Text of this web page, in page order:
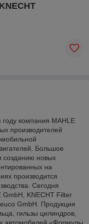
компания MAHLE
производителей
Большое
созданию новых
на
производится
Сегодня
GmbH, KNECHT Filter
GmbH. Продукция
гильзы цилиндров,
автомобилей «Формулы